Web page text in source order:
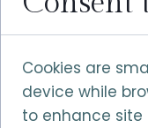
Cookies are
device while
to enhance site